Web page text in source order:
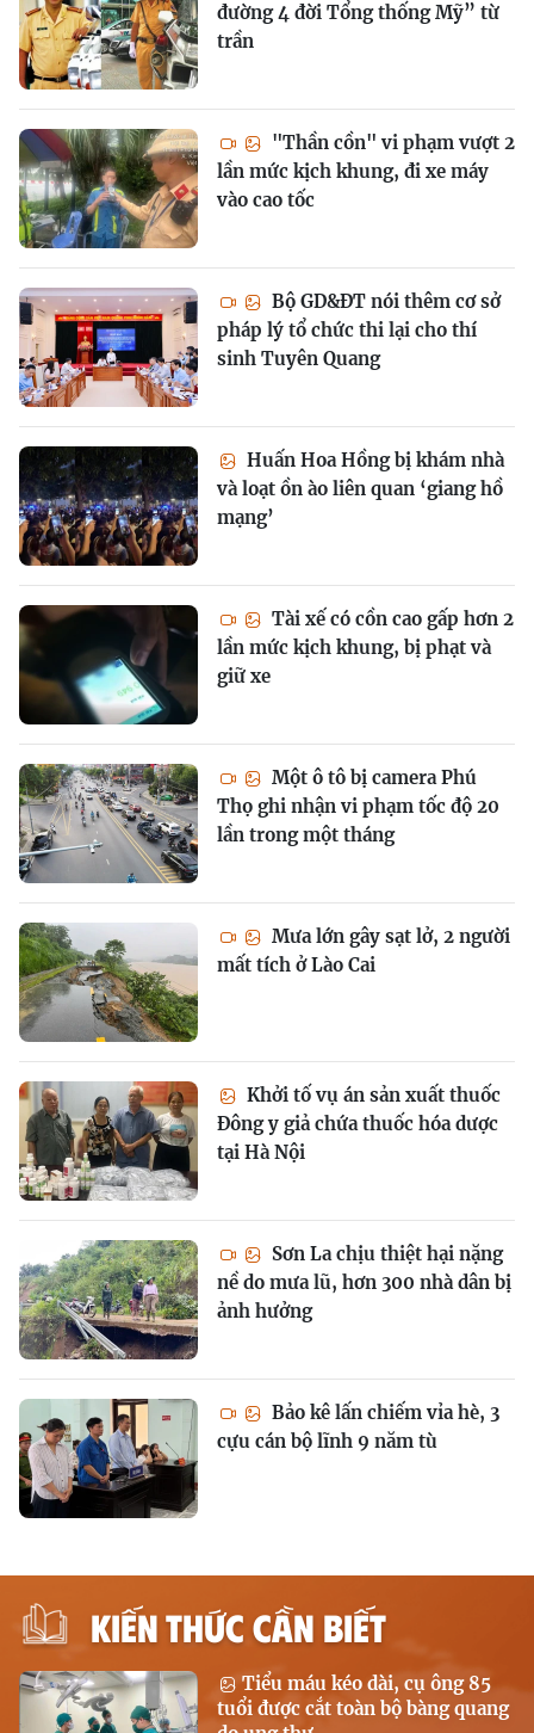
đường 4 đời Tổng thống Mỹ” từ
trần
"Thần cồn" vi phạm vượt 2
lần mức kịch khung, đi xe máy
vào cao tốc
Bộ GD&ĐT nói thêm cơ sở
pháp lý tổ chức thi lại cho thí
sinh Tuyên Quang
Huấn Hoa Hồng bị khám nhà
và loạt ồn ào liên quan ‘giang hồ
mạng’
Tài xế có cồn cao gấp hơn 2
lần mức kịch khung, bị phạt và
giữ xe
Một ô tô bị camera Phú
Thọ ghi nhận vi phạm tốc độ 20
lần trong một tháng
Mưa lớn gây sạt lở, 2 người
mất tích ở Lào Cai
Khởi tố vụ án sản xuất thuốc
Đông y giả chứa thuốc hóa dược
tại Hà Nội
Sơn La chịu thiệt hại nặng
nề do mưa lũ, hơn 300 nhà dân bị
ảnh hưởng
Bảo kê lấn chiếm vỉa hè, 3
cựu cán bộ lĩnh 9 năm tù
KIẾN THỨC CẦN BIẾT
Tiểu máu kéo dài, cụ ông 85
tuổi được cắt toàn bộ bàng quang